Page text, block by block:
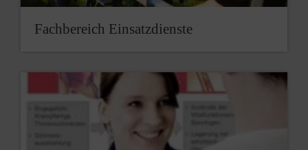
Fachbereich Einsatzdienste